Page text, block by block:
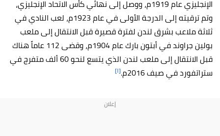
الإنجليزي عام 1919م، ووصل إلى نهائي كأس الاتحاد الإنجليزي،
وتم ترقيته إلى الدرجة الأولى في عام 1923م، لعب النادي في
ثلاثة ملاعب بشرق لندن لفترة قصيرة قبل الانتقال إلى ملعب
بولين جراوند في أبتون بارك عام 1904م، وقضى 112 عاماً هناك
قبل الانتقال إلى ملعب لندن الذي يتسع لنحو 60 ألف متفرج في
ستراتفورد في صيف 2016م.
[١]